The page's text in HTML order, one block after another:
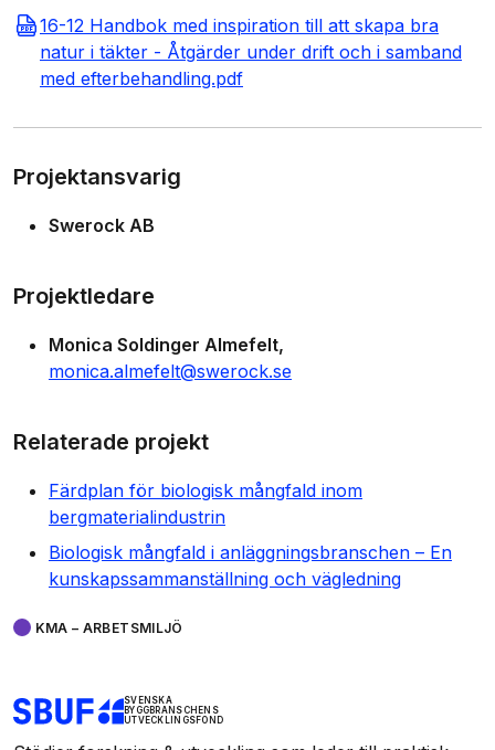
16-12 Handbok med inspiration till att skapa bra
natur i täkter - Åtgärder under drift och i samband
med efterbehandling.pdf
Projektansvarig
Swerock AB
Projektledare
Monica Soldinger Almefelt
monica.almefelt@swerock.se
Relaterade projekt
Färdplan för biologisk mångfald inom
bergmaterialindustrin
Biologisk mångfald i anläggningsbranschen – En
kunskapssammanställning och vägledning
KMA – ARBETSMILJÖ
SVENSKA
BYGGBRANSCHENS
UTVECKLINGSFOND